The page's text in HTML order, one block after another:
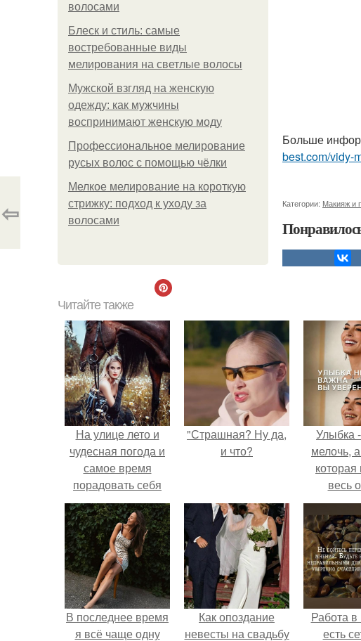
волосами
Блеск и стиль: самые
востребованные виды
мелирования на светлые волосы
Мужской взгляд на женскую
одежду: как мужчины
воспринимают женскую моду
Профессиональное мелирование
русых волос с помощью чёлки
Мелкое мелирование на короткую
стрижку: подход к уходу за
волосами
Больше
best.com/vidy-
Категории: Макияж и
⇦
Читайте также
На улице лето и
чудесная погода и
самое время
порадовать себя
любимых новыми
фото!
"Страшная? Ну да,
и что?
Улыбка
мелочь,
весь
В последнее время
я всё чаще одну
Как опоздание
невесты на свадьбу
Работа в
есть